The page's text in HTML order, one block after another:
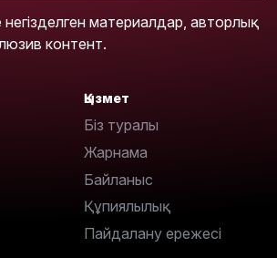
материалдар, авторлық
контент.
Қызмет
Біз туралы
Жарнама
Байланыс
Құпиялылық
Пайдалану ережесі